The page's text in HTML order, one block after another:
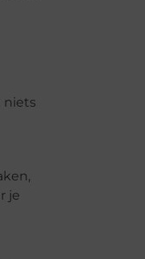
niets
je